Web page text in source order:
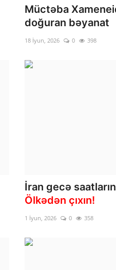
Müctəba
doğuran bəyanat
18 İyun, 2026 0 398
İran gecə
Ölkədən çıxın!
1 İyun, 2026 0 358